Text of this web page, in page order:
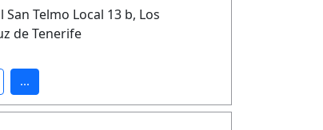
Telmo Local 13 b, Los
de Tenerife
...